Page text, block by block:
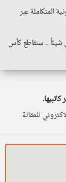
المتكاملة عبر
شيئاً .. سنقاطع كأس
للمقالة.